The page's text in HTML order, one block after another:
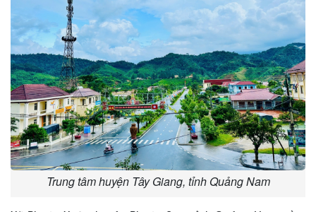
Trung tâm huyện Tây Giang, tỉnh Quảng Nam